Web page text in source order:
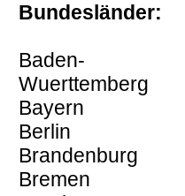
Bundesländer:
Baden-
Wuerttemberg
Bayern
Berlin
Brandenburg
Bremen